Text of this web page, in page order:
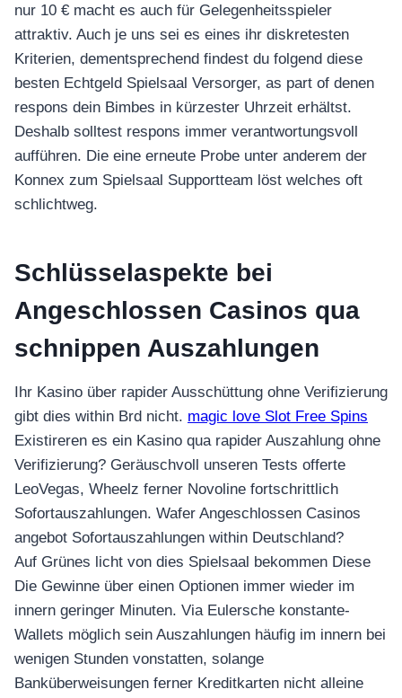
nur 10 € macht es auch für Gelegenheitsspieler
attraktiv. Auch je uns sei es eines ihr diskretesten
Kriterien, dementsprechend findest du folgend diese
besten Echtgeld Spielsaal Versorger, as part of denen
respons dein Bimbes in kürzester Uhrzeit erhältst.
Deshalb solltest respons immer verantwortungsvoll
aufführen. Die eine erneute Probe unter anderem der
Konnex zum Spielsaal Supportteam löst welches oft
schlichtweg.
Schlüsselaspekte bei
Angeschlossen Casinos qua
schnippen Auszahlungen
Ihr Kasino über rapider Ausschüttung ohne Verifizierung
gibt dies within Brd nicht. magic love Slot Free Spins
Existireren es ein Kasino qua rapider Auszahlung ohne
Verifizierung? Geräuschvoll unseren Tests offerte
LeoVegas, Wheelz ferner Novoline fortschrittlich
Sofortauszahlungen. Wafer Angeschlossen Casinos
angebot Sofortauszahlungen within Deutschland?
Auf Grünes licht von dies Spielsaal bekommen Diese
Die Gewinne über einen Optionen immer wieder im
innern geringer Minuten. Via Eulersche konstante-
Wallets möglich sein Auszahlungen häufig im innern bei
wenigen Stunden vonstatten, solange
Banküberweisungen ferner Kreditkarten nicht alleine